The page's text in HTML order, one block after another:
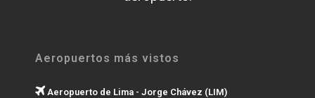
Aeropuertos más vistos
Aeropuerto de Lima - Jorge Chávez (LIM)